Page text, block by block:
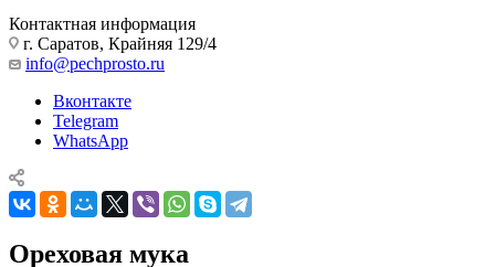
Контактная информация
г. Саратов, Крайняя 129/4
info@pechprosto.ru
Вконтакте
Telegram
WhatsApp
Ореховая мука